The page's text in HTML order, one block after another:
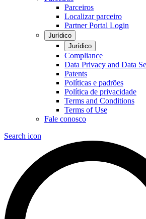
Parceiros
Localizar parceiro
Partner Portal Login
Jurídico
Jurídico
Compliance
Data Privacy and Data
Patents
Políticas e padrões
Política de privacidade
Terms and Conditions
Terms of Use
Fale conosco
Search icon